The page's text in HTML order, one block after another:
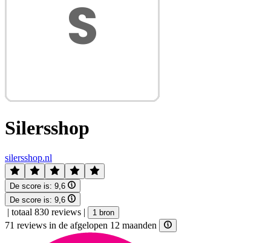
Silersshop
silersshop.nl
De score is: 9,6
De score is: 9,6
| totaal 830 reviews | 1 bron
71 reviews in de afgelopen 12 maanden